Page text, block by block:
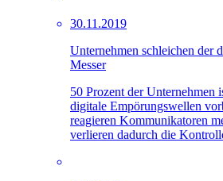
30.11.2019
Unternehmen schleichen der
Messer
50 Prozent der Unternehmen
digitale Empörungswellen
reagieren Kommunikatoren
verlieren dadurch die